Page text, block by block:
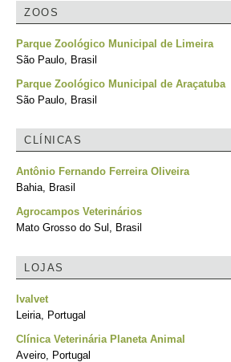
ZOOS
Parque Zoológico Municipal de Limeira
São Paulo, Brasil
Parque Zoológico Municipal de Araçatuba
São Paulo, Brasil
CLÍNICAS
Antônio Fernando Ferreira Oliveira
Bahia, Brasil
Agrocampos Veterinários
Mato Grosso do Sul, Brasil
LOJAS
Ivalvet
Leiria, Portugal
Clínica Veterinária Planeta Animal
Aveiro, Portugal